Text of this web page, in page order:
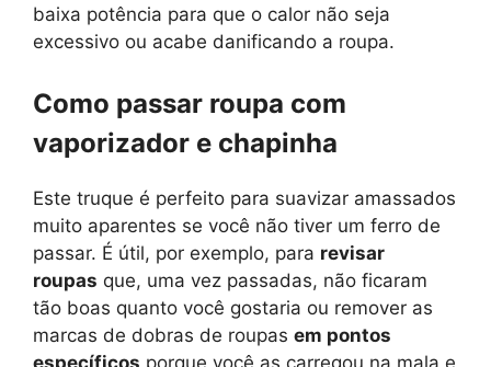
baixa potência para que o calor não seja
excessivo ou acabe danificando a roupa.
Como passar roupa com
vaporizador e chapinha
Este truque é perfeito para suavizar amassados
muito aparentes se você não tiver um ferro de
passar. É útil, por exemplo, para revisar
roupas que, uma vez passadas, não ficaram
tão boas quanto você gostaria ou remover as
marcas de dobras de roupas em pontos
específicos porque você as carregou na mala e